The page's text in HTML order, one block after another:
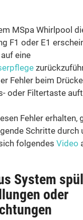
MSpa Whirlpool
F1 oder E1
eine
Fehler beim
oder Filtertaste
Fehler erhalten,
Schritte durch
folgendes Video
System
oder